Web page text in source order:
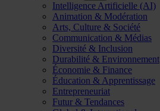
Intelligence Artificielle (AI)
Animation & Modération
Arts, Culture & Société
Communication & Médias
Diversité & Inclusion
Durabilité & Environnement
Économie & Finance
Éducation & Apprentissage
Entrepreneuriat
Futur & Tendances